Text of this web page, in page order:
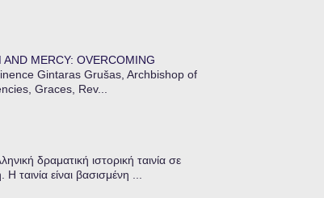
MERCY: OVERCOMING
Gintaras Grušas, Archbishop of
Graces, Rev...
δραματική ιστορική ταινία σε
ταινία είναι βασισμένη ...